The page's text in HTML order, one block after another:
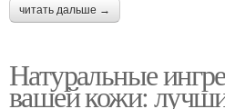
читать дальше →
Натуральные
вашей кожи: